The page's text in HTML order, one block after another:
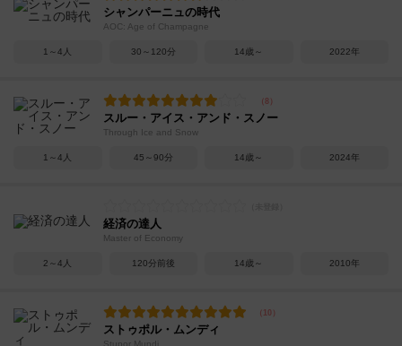
シャンパーニュの時代
AOC: Age of Champagne
1～4人 30～120分 14歳～ 2022年
スルー・アイス・アンド・スノー
Through Ice and Snow
1～4人 45～90分 14歳～ 2024年
経済の達人
Master of Economy
2～4人 120分前後 14歳～ 2010年
ストゥポル・ムンディ
Stupor Mundi